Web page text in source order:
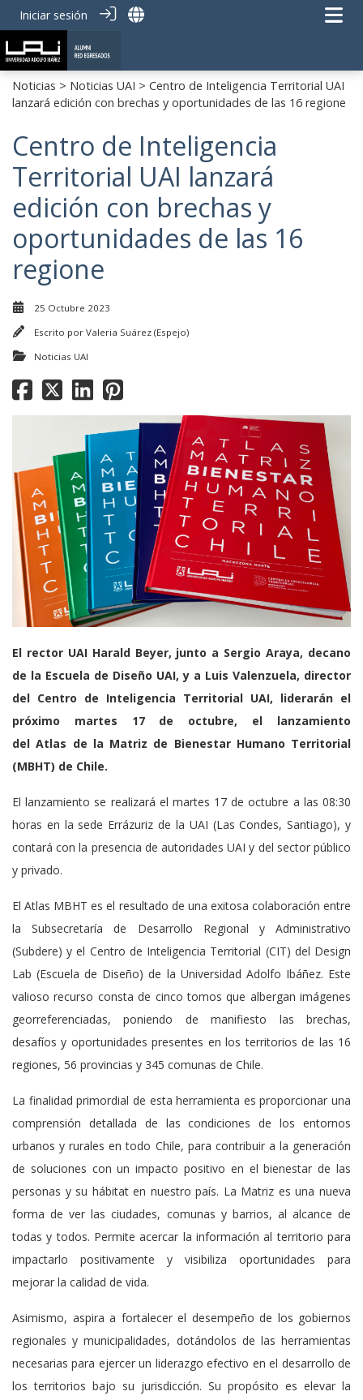
Iniciar sesión
Noticias > Noticias UAI > Centro de Inteligencia Territorial UAI
lanzará edición con brechas y oportunidades de las 16 regione
Centro de Inteligencia
Territorial UAI lanzará
edición con brechas y
oportunidades de las 16
regione
25 Octubre 2023
Escrito por Valeria Suárez (Espejo)
Noticias UAI
El rector UAI Harald Beyer, junto a Sergio Araya, decano
de la Escuela de Diseño UAI, y a Luis Valenzuela, director
del Centro de Inteligencia Territorial UAI, liderarán el
próximo martes 17 de octubre, el lanzamiento
del Atlas de la Matriz de Bienestar Humano Territorial
(MBHT) de Chile.
El lanzamiento se realizará el martes 17 de octubre a las 08:30
horas en la sede Errázuriz de la UAI (Las Condes, Santiago), y
contará con la presencia de autoridades UAI y del sector público
y privado.
El Atlas MBHT es el resultado de una exitosa colaboración entre
la Subsecretaría de Desarrollo Regional y Administrativo
(Subdere) y el Centro de Inteligencia Territorial (CIT) del Design
Lab (Escuela de Diseño) de la Universidad Adolfo Ibáñez. Este
valioso recurso consta de cinco tomos que albergan imágenes
georreferenciadas, poniendo de manifiesto las brechas,
desafíos y oportunidades presentes en los territorios de las 16
regiones, 56 provincias y 345 comunas de Chile.
La finalidad primordial de esta herramienta es proporcionar una
comprensión detallada de las condiciones de los entornos
urbanos y rurales en todo Chile, para contribuir a la generación
de soluciones con un impacto positivo en el bienestar de las
personas y su hábitat en nuestro país. La Matriz es una nueva
forma de ver las ciudades, comunas y barrios, al alcance de
todas y todos. Permite acercar la información al territorio para
impactarlo positivamente y visibiliza oportunidades para
mejorar la calidad de vida.
Asimismo, aspira a fortalecer el desempeño de los gobiernos
regionales y municipalidades, dotándolos de las herramientas
necesarias para ejercer un liderazgo efectivo en el desarrollo de
los territorios bajo su jurisdicción. Su propósito es elevar la